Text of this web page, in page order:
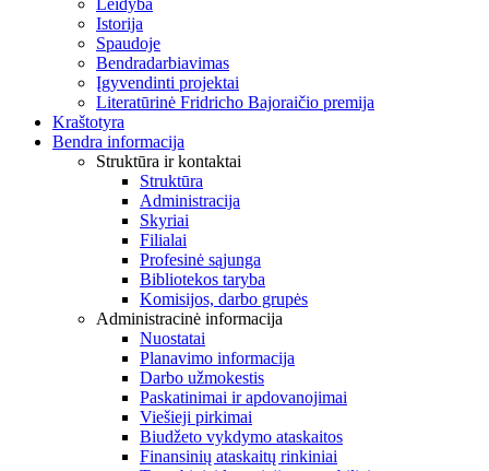
Leidyba
Istorija
Spaudoje
Bendradarbiavimas
Įgyvendinti projektai
Literatūrinė Fridricho Bajoraičio premija
Kraštotyra
Bendra informacija
Struktūra ir kontaktai
Struktūra
Administracija
Skyriai
Filialai
Profesinė sąjunga
Bibliotekos taryba
Komisijos, darbo grupės
Administracinė informacija
Nuostatai
Planavimo informacija
Darbo užmokestis
Paskatinimai ir apdovanojimai
Viešieji pirkimai
Biudžeto vykdymo ataskaitos
Finansinių ataskaitų rinkiniai